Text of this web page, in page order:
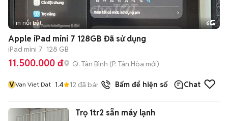
+2
Tin nổi bật 6
Apple iPad mini 7 128GB Đã sử dụng
iPad mini 7 128 GB
11.500.000 đ Q. Tân Bình (P. Tân Hòa mới)
VVan Viet Dat 1.4 12 đã bán Bấm để hiện số Chat
Trọ 1tr2 sẵn máy lạnh